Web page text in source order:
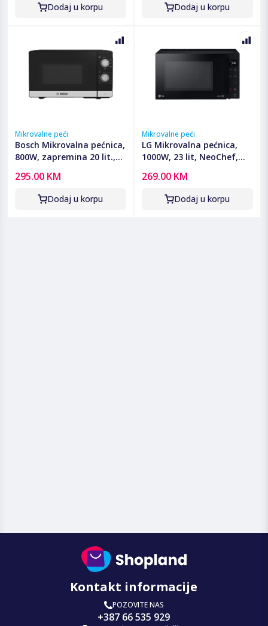
Dodaj u korpu Dodaj u korpu
Mikrovalne peći
Bosch Mikrovalna pećnica,
800W, zapremina 20 lit.,
295.00 KM
Dodaj u korpu
Mikrovalne peći
LG Mikrovalna pećnica,
1000W, 23 lit, NeoChef,
MS2336GIB
269.00 KM
Dodaj u korpu
Kontakt informacije
POZOVITE NAS
+387 66 535 929